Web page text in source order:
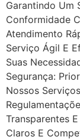
Garantindo Um
Conformidade
Atendimento
Serviço Ágil E
Suas
Segurança:
Nossos
Transparentes
Claros E